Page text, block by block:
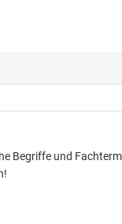
Begriffe und